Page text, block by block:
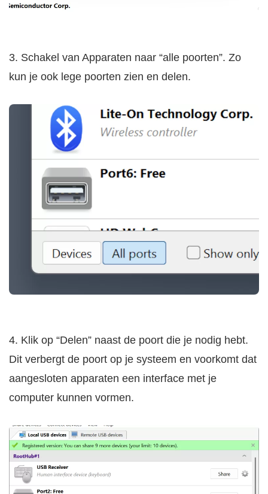
3. Schakel van Apparaten naar “alle poorten”. Zo
kun je ook lege poorten zien en delen.
4. Klik op “Delen” naast de poort die je nodig hebt.
Dit verbergt de poort op je systeem en voorkomt dat
aangesloten apparaten een interface met je
computer kunnen vormen.